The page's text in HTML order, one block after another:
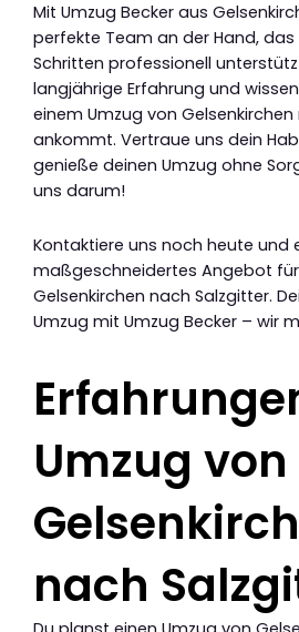
Mit Umzug Becker aus
perfekte Team an der Hand,
Schritten professionell
langjährige Erfahrung und
einem Umzug von
ankommt. Vertraue uns dein
genieße deinen Umzug ohne
uns darum!
Kontaktiere uns noch heute und
maßgeschneidertes Angebot
Gelsenkirchen nach Salzgitter.
Umzug mit Umzug Becker – wir
Umzug von
nach